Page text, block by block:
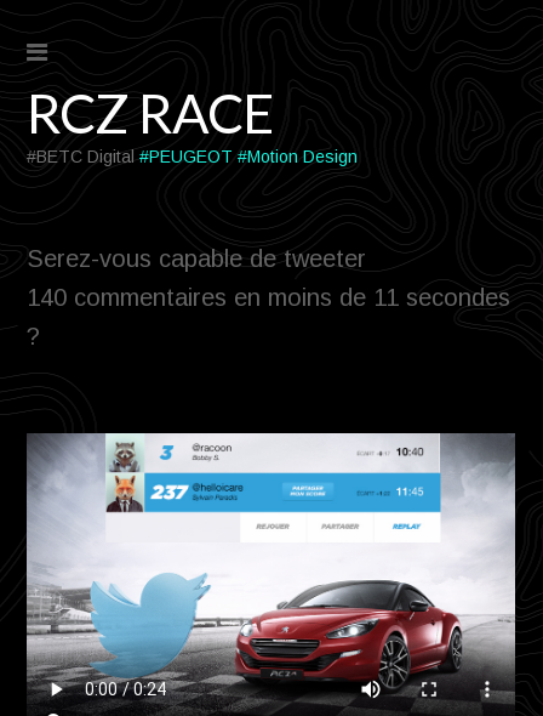
RCZ RACE
#BETC Digital #PEUGEOT #Motion Design
Serez-vous capable de tweeter
140 commentaires en moins de 11 secondes
?